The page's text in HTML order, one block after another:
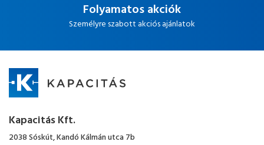
Folyamatos akciók
Személyre szabott akciós ajánlatok
Kapacitás Kft.
2038 Sóskút, Kandó Kálmán utca 7b